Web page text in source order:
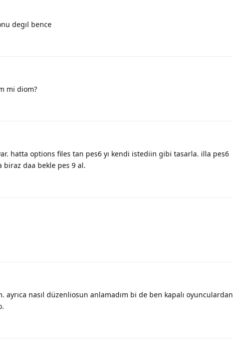
degıl bence
mi diom?
hatta options files tan pes6 yı kendi istediin gibi tasarla. illa pes6
biraz daa bekle pes 9 al.
ayrıca nasıl düzenliosun anlamadım bi de ben kapalı oyunculardan